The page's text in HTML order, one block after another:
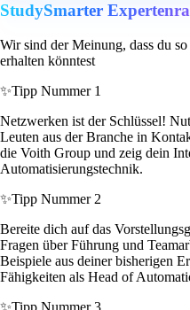
StudySmarter
Wir sind der Meinung, dass du
erhalten könntest
✨Tipp Nummer 1
Netzwerken ist der Schlüssel!
Leuten aus der Branche in
die Voith Group und zeig dein
Automatisierungstechnik.
✨Tipp Nummer 2
Bereite dich auf das
Fragen über Führung und
Beispiele aus deiner bisherigen
Fähigkeiten als Head of